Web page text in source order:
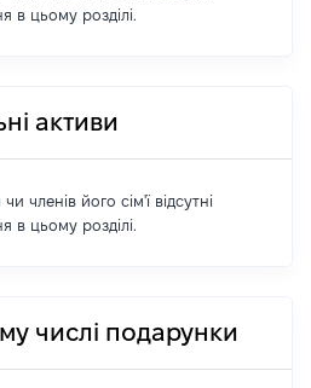
в цьому розділі.
активи
членів його сім'ї відсутні
в цьому розділі.
числі подарунки